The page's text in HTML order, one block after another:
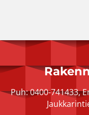
Puh:0400-741433,